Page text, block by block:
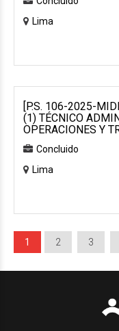
Lima
[P.S. 106-2025-
(1) TÉCNICO
OPERACIONES Y
Concluido
Lima
1 2 3